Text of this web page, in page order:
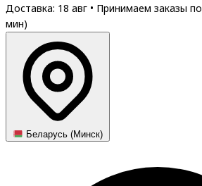
Доставка: 18 авг • Принимаем заказы
мин)
Беларусь (Минск)